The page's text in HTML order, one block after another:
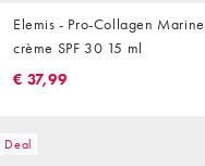
Elemis - Pro-Collagen
crème SPF 30 15 ml
€ 37,99
Deal